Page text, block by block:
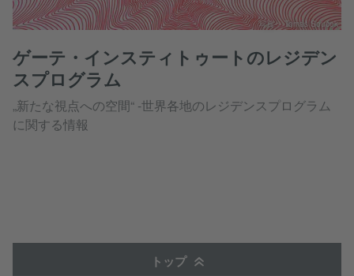
写真： Tomáš Souček
ゲーテ・インスティトゥートのレジデン
スプログラム
„新たな視点への空間“ -世界各地のレジデンスプログラム
に関する情報
トップ